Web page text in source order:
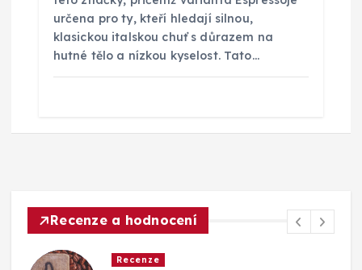
určena pro ty, kteří hledají silnou,
klasickou italskou chuť s důrazem na
hutné tělo a nízkou kyselost. Tato…
Recenze a hodnocení
Recenze